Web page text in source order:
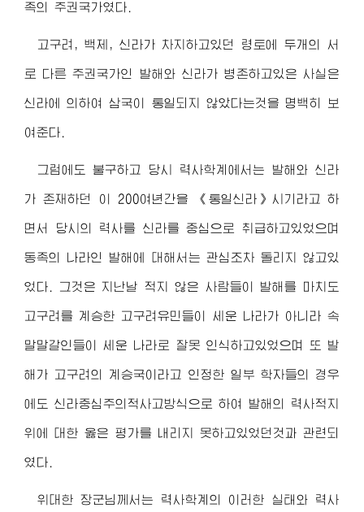
족의 주권국가였다.
고구려, 백제, 신라가 차지하고있던 령토에 두개의 서
로 다른 주권국가인 발해와 신라가 병존하고있은 사실은
신라에 의하여 삼국이 통일되지 않았다는것을 명백히 보
여준다.
그럼에도 불구하고 당시 력사학계에서는 발해와 신라
가 존재하던 이 200여년간을 《통일신라》시기라고 하
면서 당시의 력사를 신라를 중심으로 취급하고있었으며
동족의 나라인 발해에 대해서는 관심조차 돌리지 않고있
었다. 그것은 지난날 적지 않은 사람들이 발해를 마치도
고구려를 계승한 고구려유민들이 세운 나라가 아니라 속
말말갈인들이 세운 나라로 잘못 인식하고있었으며 또 발
해가 고구려의 계승국이라고 인정한 일부 학자들의 경우
에도 신라중심주의적사고방식으로 하여 발해의 력사적지
위에 대한 옳은 평가를 내리지 못하고있었던것과 관련되
였다.
위대한 장군님 께서는 력사학계의 이러한 실태와 력사